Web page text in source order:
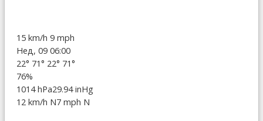
15 km/h 9 mph
Нед, 09 06:00
22° 71° 22° 71°
76%
1014 hPa29.94 inHg
12 km/h N7 mph N